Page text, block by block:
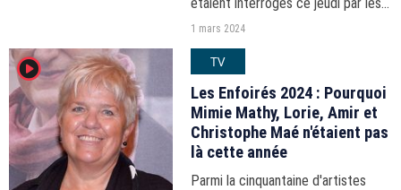
députés à l'Assemblée, alors que
candidatures pour renouveler
certaines des fréquences...
1 mars 2024
player2 TV
Les Enfoirés 2024 : Pourquoi
Mimie Mathy, Lorie, Amir et
Christophe Maé n'étaient pas
là cette année
Parmi la cinquantaine d'artistes